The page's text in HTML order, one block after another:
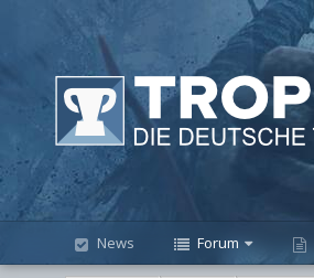
News Forum